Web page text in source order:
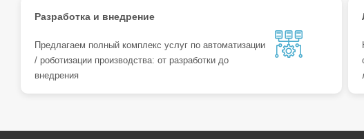
Разработка и внедрение
Предлагаем полный комплекс услуг по автоматизации
/ роботизации производства: от разработки до
внедрения